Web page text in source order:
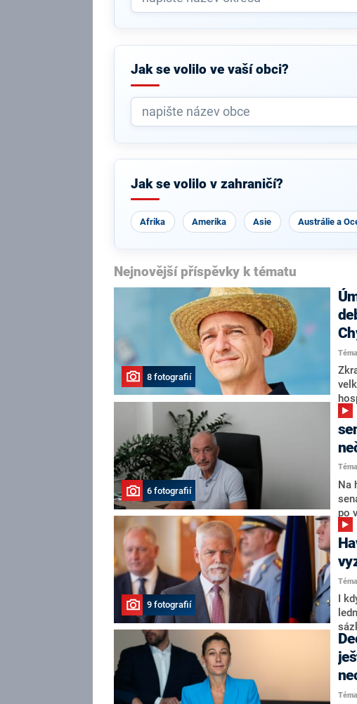
Jak se volilo ve vaší obci?
Jak se volilo v zahraničí?
Afrika Amerika Asie Austrálie a
Nejnovější příspěvky k tématu
8 fotografií
6 fotografií
Na
po
9 fotografií
I